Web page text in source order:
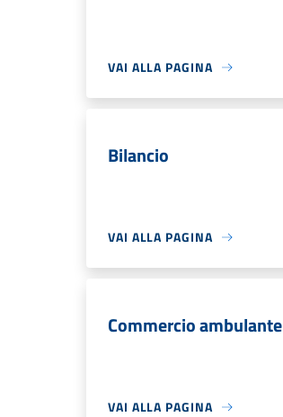
VAI ALLA PAGINA
Bilancio
VAI ALLA PAGINA
Commercio ambulante
VAI ALLA PAGINA